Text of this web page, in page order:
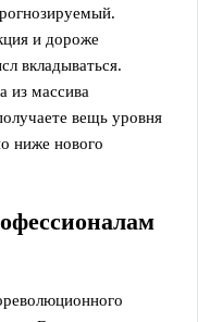
и дороже
вкладываться.
из массива
вещь уровня
ниже нового